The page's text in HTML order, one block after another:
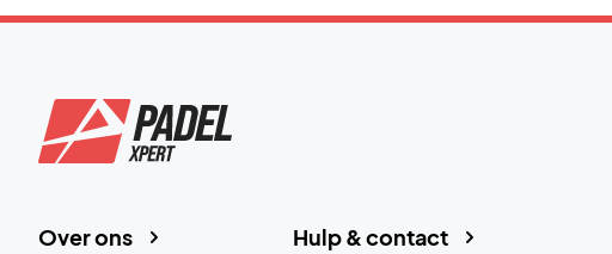
Hulp & contact
Over ons